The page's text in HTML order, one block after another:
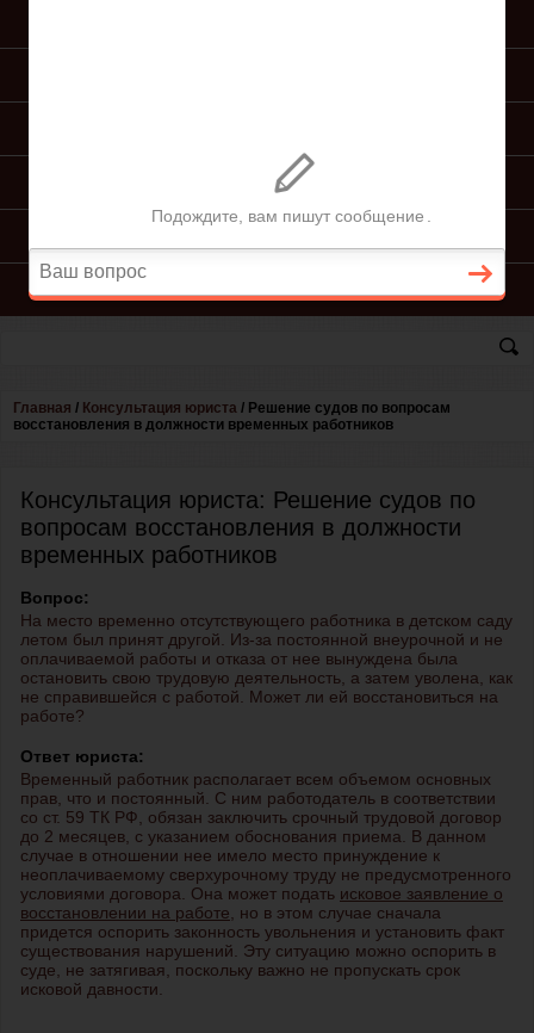
ПОДАЧА ИСКА
КОНСУЛЬТАЦИЯ ЮРИСТА
Главная / Консультация юриста / Решение судов по вопросам
восстановления в должности временных работников
Консультация юриста: Решение судов по
вопросам восстановления в должности
временных работников
Вопрос:
На место временно отсутствующего работника в детском саду
летом был принят другой. Из-за постоянной внеурочной и не
оплачиваемой работы и отказа от нее вынуждена была
остановить свою трудовую деятельность, а затем уволена, как
не справившейся с работой. Может ли ей восстановиться на
работе?
Ответ юриста:
Временный работник располагает всем объемом основных
прав, что и постоянный. С ним работодатель в соответствии
со ст. 59 ТК РФ, обязан заключить срочный трудовой договор
до 2 месяцев, с указанием обоснования приема. В данном
случае в отношении нее имело место принуждение к
неоплачиваемому сверхурочному труду не предусмотренного
условиями договора. Она может подать исковое заявление о
восстановлении на работе, но в этом случае сначала
придется оспорить законность увольнения и установить факт
существования нарушений. Эту ситуацию можно оспорить в
суде, не затягивая, поскольку важно не пропускать срок
исковой давности.